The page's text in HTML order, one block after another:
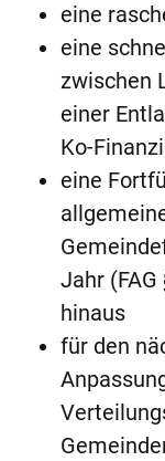
eine
eine
zwischen
einer
Ko-
eine
Jahr
hinaus
für den